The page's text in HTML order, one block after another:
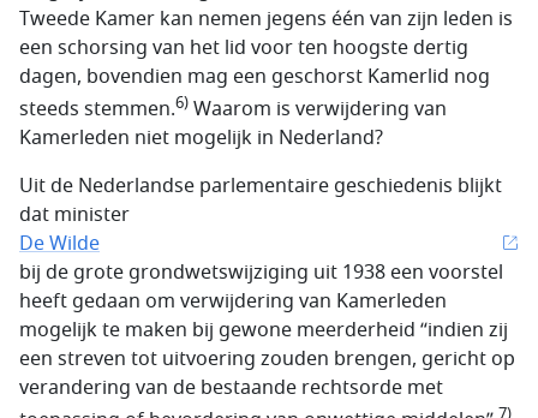
Tweede Kamer kan nemen jegens één van zijn leden is
een schorsing van het lid voor ten hoogste dertig
dagen, bovendien mag een geschorst Kamerlid nog
steeds stemmen.6) Waarom is verwijdering van
Kamerleden niet mogelijk in Nederland?
Uit de Nederlandse parlementaire geschiedenis blijkt
dat minister
De Wilde
bij de grote grondwetswijziging uit 1938 een voorstel
heeft gedaan om verwijdering van Kamerleden
mogelijk te maken bij gewone meerderheid “indien zij
een streven tot uitvoering zouden brengen, gericht op
verandering van de bestaande rechtsorde met